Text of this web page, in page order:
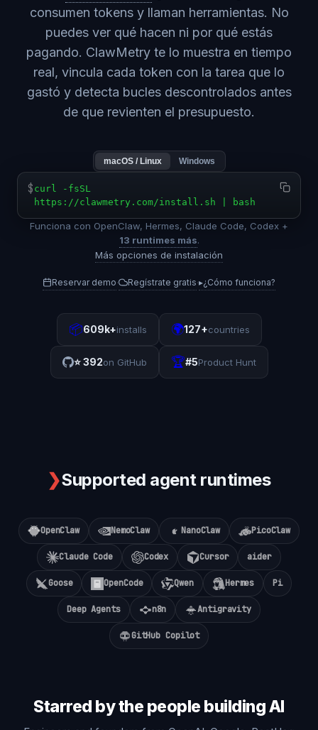
consumen tokens y llaman herramientas. No
puedes ver qué hacen ni por qué estás
pagando. ClawMetry te lo muestra en tiempo
real, vincula cada token con la tarea que lo
gastó y detecta bucles descontrolados antes
de que revienten el presupuesto.
macOS / Linux Windows
$ curl -fsSL
https://clawmetry.com/install.sh | bash
Funciona con OpenClaw, Hermes, Claude Code, Codex +
13 runtimes más.
Más opciones de instalación
Reservar demo· Regístrate gratis·▸¿Cómo funciona?
📦609k+installs 🌍127+countries
⭐392on GitHub 🏆#5Product Hunt
❯Supported agent runtimes
OpenClaw NemoClaw NanoClaw PicoClaw
Claude Code Codex Cursor aider
Goose OpenCode Qwen Hermes Pi
Deep Agents n8n Antigravity
GitHub Copilot
Starred by the people building AI